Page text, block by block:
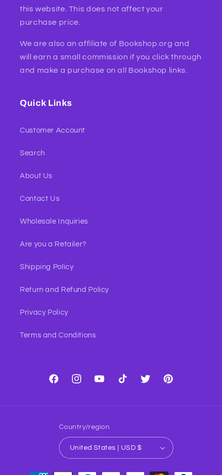
this website. This does not affect your
purchase price.
We are also an affiliate of Bookshop.org and
will earn a small commission if you click through
and make a purchase on all Bookshop links.
Quick Links
Customer Account
Search
About Us
Contact Us
Wholesale Inquiries
Are you a Retailer?
Shipping Policy
Return and Refund Policy
Privacy Policy
Terms and Conditions
FacebookInstagramYouTubeTikTok Twitter Pinterest
Country/region
United States | USD $
Payment